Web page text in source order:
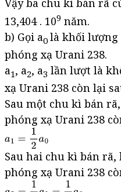
Vậy ba chu kì bán rã
13,404 . 109 năm.
b) Gọi a0 là khối lượng
phóng xạ Urani 238.
a1, a2, a3 lần lượt là
xạ Urani 238 còn lại
Sau một chu kì bán
phóng xạ Urani 238
Sau hai chu kì bán
phóng xạ Urani 238